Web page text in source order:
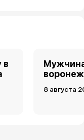
в
8 августа